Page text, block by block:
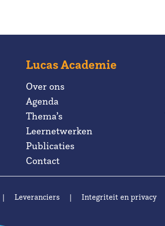
Lucas Academie
Over ons
Agenda
Thema’s
Leernetwerken
Publicaties
Contact
| Leveranciers | Integriteit en privacy